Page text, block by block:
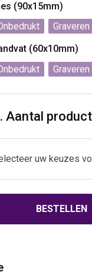
(90x15mm)
Graveren
(60x10mm)
Graveren
Aantal
uw keuzes
BESTELLEN